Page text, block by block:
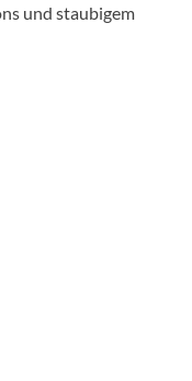
und staubigem